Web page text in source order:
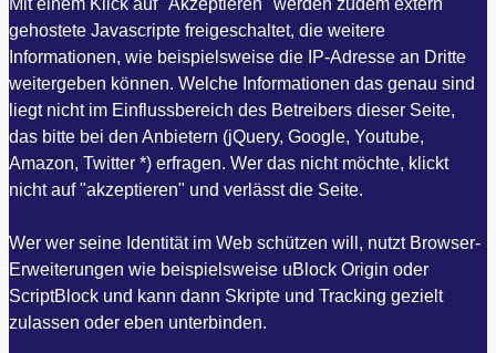
gehostete Javascripte freigeschaltet, die weitere
Informationen, wie beispielsweise die IP-Adresse an Dritte
weitergeben können. Welche Informationen das genau sind
liegt nicht im Einflussbereich des Betreibers dieser Seite,
das bitte bei den Anbietern (jQuery, Google, Youtube,
Amazon, Twitter *) erfragen. Wer das nicht möchte, klickt
nicht auf "akzeptieren" und verlässt die Seite.
Wer wer seine Identität im Web schützen will, nutzt Browser-
Erweiterungen wie beispielsweise uBlock Origin oder
ScriptBlock und kann dann Skripte und Tracking gezielt
zulassen oder eben unterbinden.